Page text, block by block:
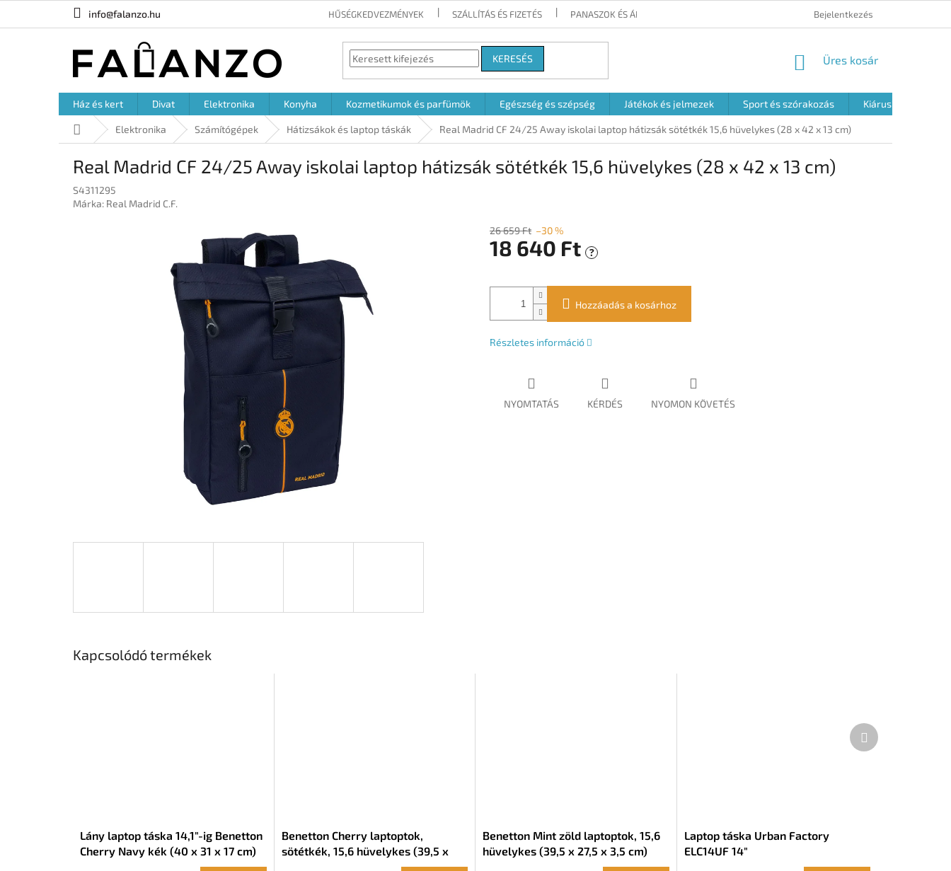
info@falanzo.hu HŰSÉGKEDVEZMÉNYEK SZÁLLÍTÁS ÉS FIZETÉS PANASZOK ÉS ÁRUK VISSZAKÜLDÉSE ÁLTALÁNOS SZERZŐDÉSI FELTÉTELEK
Bejelentkezés
KERESÉS KOSÁR
Üres kosár
Ház és kert Divat Elektronika Konyha Kozmetikumok és parfümök Egészség és szépség Játékok és jelmezek Sport és szórakozás Kiárusítás
KezdőlapElektronika Számítógépek Hátizsákok és laptop táskák Real Madrid CF 24/25 Away iskolai laptop hátizsák sötétkék 15,6 hüvelykes (28 x 42 x 13 cm)
Real Madrid CF 24/25 Away iskolai laptop hátizsák sötétkék 15,6 hüvelykes (28 x 42 x 13 cm)
S4311295
Márka: Real Madrid C.F.
26 659 Ft –30 %
18 640 Ft ?
Hozzáadás a kosárhoz
Részletes információ
NYOMTATÁS KÉRDÉS NYOMON KÖVETÉS
Kapcsolódó termékek
Lány laptop táska 14,1"-ig Benetton
Cherry Navy kék (40 x 31 x 17 cm)
Benetton Cherry laptoptok,
sötétkék, 15,6 hüvelykes (39,5 x
Benetton Mint zöld laptoptok, 15,6
hüvelykes (39,5 x 27,5 x 3,5 cm)
Laptop táska Urban Factory
ELC14UF 14"
Következő
termék